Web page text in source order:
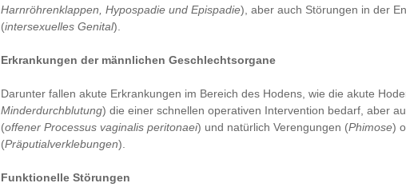
Harnröhrenklappen, Hypospadie und Epispadie), aber auch Störungen in der
(intersexuelles Genital).
Erkrankungen der männlichen Geschlechtsorgane
Darunter fallen akute Erkrankungen im Bereich des Hodens, wie die akute
Minderdurchblutung) die einer schnellen operativen Intervention bedarf, aber
(offener Processus vaginalis peritonaei) und natürlich Verengungen (Phimose)
(Präputialverklebungen).
Funktionelle Störungen